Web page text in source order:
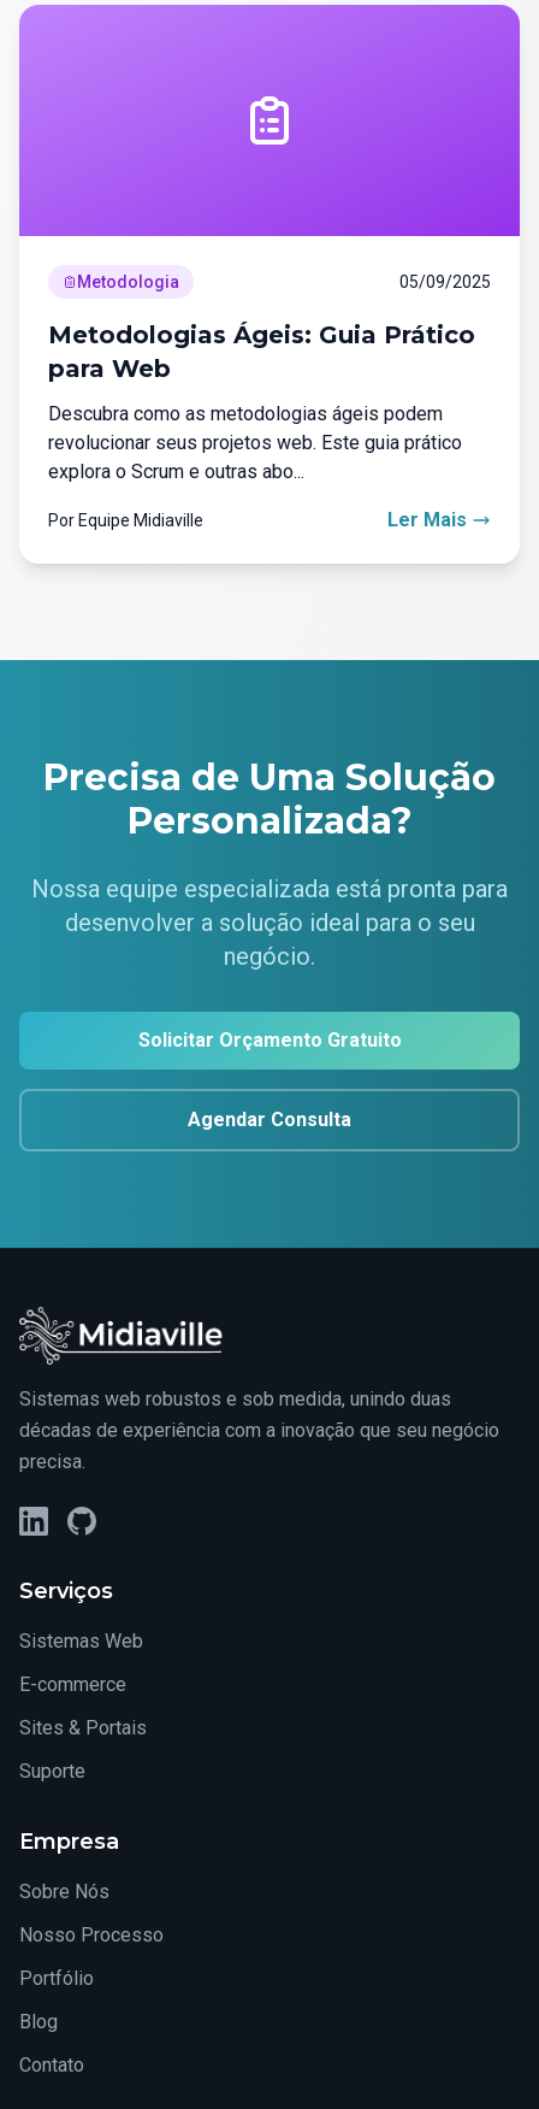
Metodologia 05/09/2025
Metodologias Ágeis: Guia Prático
para Web
Descubra como as metodologias ágeis podem
revolucionar seus projetos web. Este guia prático
explora o Scrum e outras abo...
Por Equipe Midiaville Ler Mais
Precisa de Uma Solução
Personalizada?
Nossa equipe especializada está pronta para
desenvolver a solução ideal para o seu
negócio.
Solicitar Orçamento Gratuito
Agendar Consulta
Sistemas web robustos e sob medida, unindo duas
décadas de experiência com a inovação que seu negócio
precisa.
LinkedInGitHub
Serviços
Sistemas Web
E-commerce
Sites & Portais
Suporte
Empresa
Sobre Nós
Nosso Processo
Portfólio
Blog
Contato